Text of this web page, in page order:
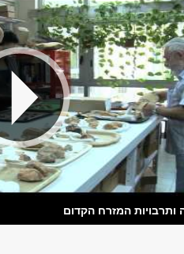
ותרבויות המזרח הקדום